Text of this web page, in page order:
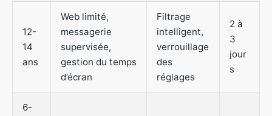
12-
14
ans
Web limité,
messagerie
supervisée,
gestion du temps
d’écran
Filtrage
intelligent,
verrouillage
des
réglages
2 à
3
jour
s
6-